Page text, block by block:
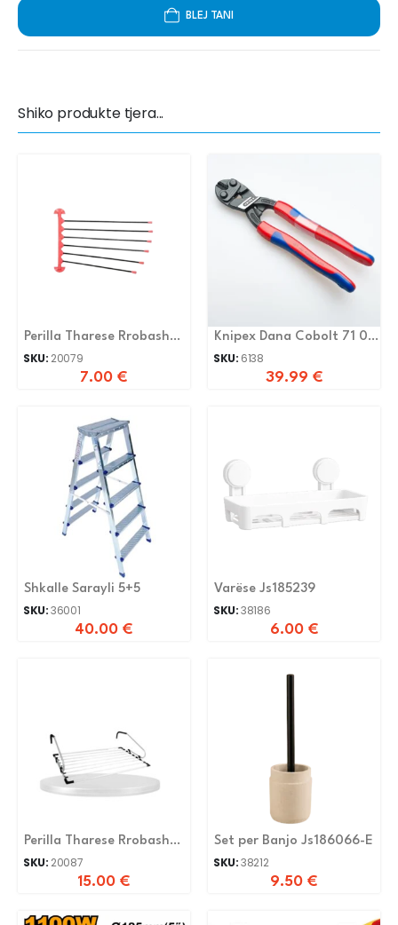
BLEJ TANI
Shiko produkte tjera...
Perilla Tharese Rrobash
Muri
SKU: 20079
7.00 €
Knipex Dana Cobolt 71 02
200
SKU: 6138
39.99 €
Shkalle Sarayli 5+5
SKU:36001
40.00 €
Varëse Js185239
SKU:38186
6.00 €
Perilla Tharese Rrobash
Ballkoni Aluminium
SKU: 20087
15.00 €
Set per Banjo Js186066-E
SKU:38212
9.50 €